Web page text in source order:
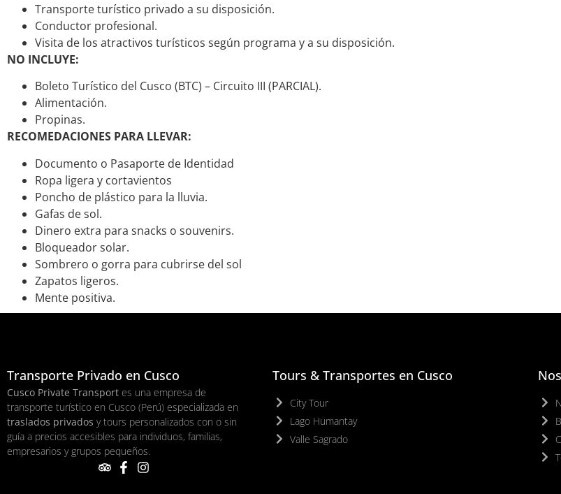
Transporte turístico privado a su disposición.
Conductor profesional.
Visita de los atractivos turísticos según programa y a su disposición.
NO INCLUYE:
Boleto Turístico del Cusco (BTC) – Circuito III (PARCIAL).
Alimentación.
Propinas.
RECOMEDACIONES PARA LLEVAR:
Documento o Pasaporte de Identidad
Ropa ligera y cortavientos
Poncho de plástico para la lluvia.
Gafas de sol.
Dinero extra para snacks o souvenirs.
Bloqueador solar.
Sombrero o gorra para cubrirse del sol
Zapatos ligeros.
Mente positiva.
Transporte Privado en Cusco
Cusco Private Transport es una empresa de
transporte turístico en Cusco (Perú) especializada en
traslados privados y tours personalizados con o sin
guía a precios accesibles para individuos, familias,
empresarios y grupos pequeños.
Tours & Transportes en Cusco
City Tour
Lago Humantay
Valle Sagrado